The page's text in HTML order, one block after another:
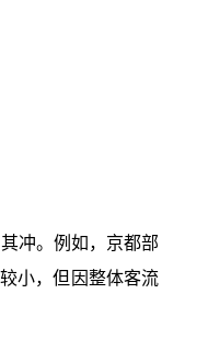
冲。例如，京都部
小，但因整体客流